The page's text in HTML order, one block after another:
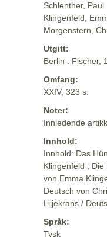
Schlenther, Paul
Klingenfeld,
Morgenstern,
Utgitt:
Berlin : Fischer,
Omfang:
XXIV, 323 s.
Noter:
Innledende
Innhold:
Innhold: Das
Klingenfeld ;
von Emma
Deutsch von
Liljekrans /
Språk:
Tysk